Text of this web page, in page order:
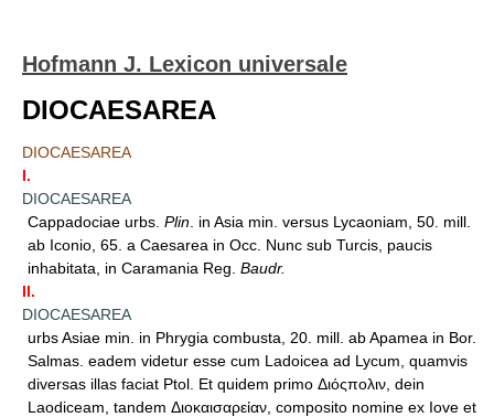
Hofmann J. Lexicon universale
DIOCAESAREA
DIOCAESAREA
I.
DIOCAESAREA
Cappadociae urbs. Plin . in Asia min. versus Lycaoniam, 50. mill.
ab Iconio, 65. a Caesarea in Occ. Nunc sub Turcis, paucis
inhabitata, in Caramania Reg. Baudr.
II.
DIOCAESAREA
urbs Asiae min. in Phrygia combusta, 20. mill. ab Apamea in Bor.
Salmas. eadem videtur esse cum Ladoicea ad Lycum, quamvis
diversas illas faciat Ptol. Et quidem primo Διόςπολιν, dein
Laodiceam, tandem Διοκαισαρείαν, composito nomine ex Iove et